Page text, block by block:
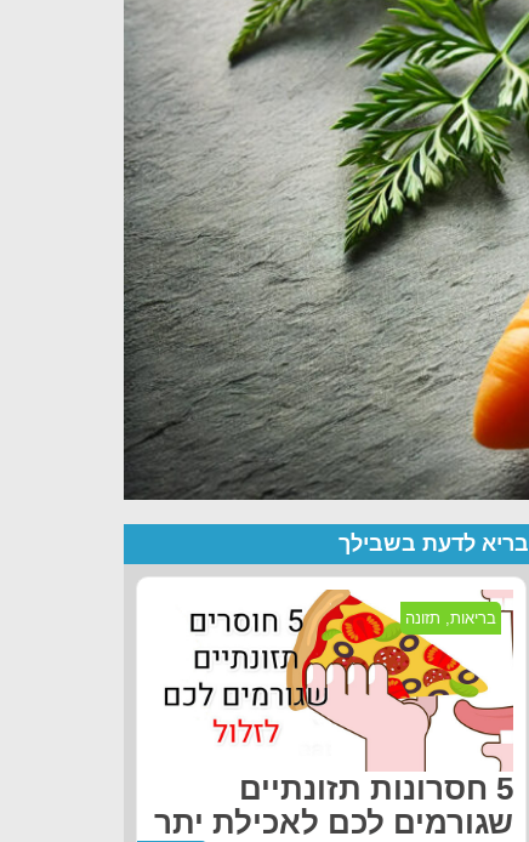
בריא לדעת בשבילך
בריאות, תזונה
5 חסרונות תזונתיים
שגורמים לכם לאכילת יתר